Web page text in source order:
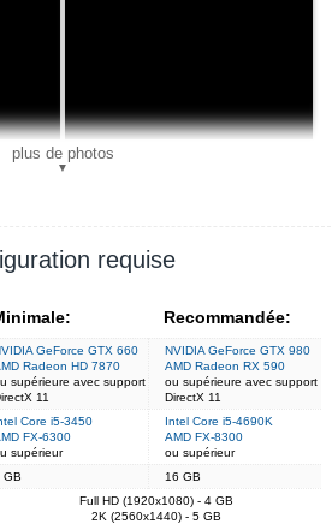
plus de photos
▼
requise
Recommandée:
GeForce GTX 660
Radeon HD 7870
supérieure avec support
11
NVIDIA GeForce GTX 980
AMD Radeon RX 590
ou supérieure avec support
DirectX 11
Core i5-3450
FX-6300
supérieur
Intel Core i5-4690K
AMD FX-8300
ou supérieur
GB
16 GB
Full HD (1920x1080) - 4 GB
2K (2560x1440) - 5 GB